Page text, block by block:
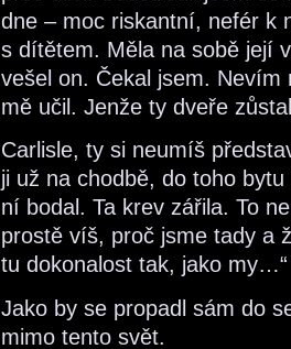
dne – moc riskantní, nefér k
s dítětem. Měla na sobě její
vešel on. Čekal jsem.
mě učil. Jenže ty dveře
Carlisle, ty si neumíš
ji už na chodbě, do toho
ní bodal. Ta krev zářila. To
prostě víš, proč jsme tady a
tu dokonalost tak, jako my…“
Jako by se propadl sám do
mimo tento svět.